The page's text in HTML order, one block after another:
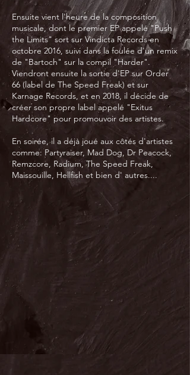
Ensuite vient l'heure de la composition
musicale, dont le premier EP appelé "Push
the Limits" sort sur Vindicta Records en
octobre 2016, suivi dans la foulée d'un remix
de "Bartoch" sur la compil "Harder".
Viendront ensuite la sortie d'EP sur Order
66 (label de The Speed Freak) et sur
Karnage Records, et en 2018, il décide de
créer son propre label appelé "Exitus
Hardcore" pour promouvoir des artistes.
En soirée, il a déjà joué aux côtés d'artistes
comme: Partyraiser, Mad Dog, Dr Peacock,
Remzcore, Radium, The Speed Freak,
Maissouille, Hellfish et bien d' autres....